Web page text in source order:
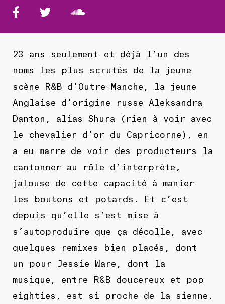
23 ans seulement et déjà l’un des
noms les plus scrutés de la jeune
scène R&B d’Outre-Manche, la jeune
Anglaise d’origine russe Aleksandra
Danton, alias Shura (rien à voir avec
le chevalier d’or du Capricorne), en
a eu marre de voir des producteurs la
cantonner au rôle d’interprète,
jalouse de cette capacité à manier
les boutons et potards. Et c’est
depuis qu’elle s’est mise à
s’autoproduire que ça décolle, avec
quelques remixes bien placés, dont
un pour Jessie Ware, dont la
musique, entre R&B doucereux et pop
eighties, est si proche de la sienne.